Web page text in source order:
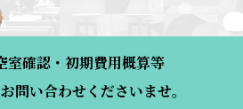
室確認・初期費用概算等
問い合わせくださいませ。